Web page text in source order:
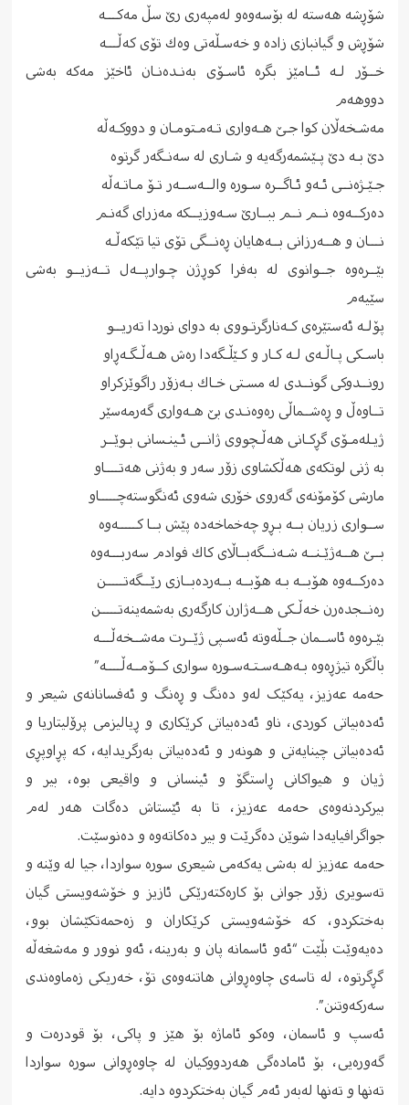
شۆڕشه‌ هه‌سته‌ له‌ بۆسه‌وه‌‌و له‌مپه‌ری رێ سڵ مه‌كـــه‌
شۆڕش‌ و گیانبازی زاده‌‌ و خه‌سـڵه‌تی وه‌ك تۆی كه‌ڵـــه‌
خــۆر لـه ‌ئــامێز بگره‌ ئاسـۆی به‌نـده‌نـان ئاخێز مه‌كه‌ بەشی
دووهەم
مه‌شـخه‌ڵان كوا جـێ هـه‌واری تـه‌مـتومـان ‌و دووكـه‌ڵه‌
دێ بـه ‌دێ پـێشمه‌رگه‌یه ‌‌و شـاری له‌ سه‌نـگه‌ر گرتوه‌
جـێـژه‌نــی ئـه‌و ئـاگــره‌ سـوره‌ والــه‌ســه‌ر تـۆ مـاتـەڵه‌
ده‌ركــه‌وه‌ نــم نــم ببــارێ سـه‌وزیــكه‌ مه‌زرای گه‌نـم
نـــان‌ و هــه‌رزانی بــه‌هایان ڕه‌نــگی تۆی تیا تێكه‌ڵـه‌
بێــره‌وه‌ جــوانوی له‌ به‌فرا كوڕژن‌ چـوارپــه‌ل تــه‌زیــو بەشی
سێیەم
پۆلـه‌ ئه‌ستێره‌ی كـه‌نارگرتـووی به‌ دوای نوردا ته‌ریــو
باسـكی پـاڵـه‌ی لـه‌ كـار و كـێڵـگه‌دا ره‌ش هـه‌ڵـگـه‌ڕاو
رونــدوكی گونــدی له‌ مسـتی خـاك بـه‌زۆر راگوێزكراو
تــاوه‌ڵ‌ و ڕه‌شــماڵی ره‌وه‌نـدی بێ هـه‌واری گه‌رمه‌سێر
ژیـله‌مـۆی گڕكـانی هه‌ڵـچووی ژانــی ئـینـسانی بـوێــر
به‌ ژنی لوتكه‌ی هه‌ڵكشاوی زۆر سه‌ر و به‌ژنی هه‌تــــاو
مارشی كۆمۆنه‌ی گه‌روی خۆری شه‌وی ئه‌نگوسته‌چـــــاو
ســواری زریان بــه‌ بـڕو چه‌خماخه‌ده‌ پێش بــا كـــــه‌وه‌
بــێ هــه‌ژێـنــه‌ شـه‌نــگه‌بــاڵای كاك فوادم سه‌ربـــه‌وه‌
ده‌ركــه‌وه‌ هۆبــه‌ بـه‌ هۆبــه‌ بــه‌رده‌بــازی رێــگه‌تـــــن
ره‌نــجده‌رن خه‌ڵـكی هــه‌ژارن كارگه‌ری به‌شمه‌ینه‌تـــــن
بێـره‌وه‌ ئاســمان جــڵه‌وته‌ ئه‌سـپی ژێــرت مه‌شــخه‌ڵـــه‌
باڵگره‌ تیژڕه‌وه‌ بـه‌هـه‌سـتـه‌سـوره‌ سواری كــۆمــه‌ڵــــه‌”
حەمە عەزیز، یەکێک لەو دەنگ و ڕەنگ و ئەفسانانەى شیعر و
ئەدەبیاتى کوردى، ناو ئەدەبیاتى کرێکارى و ڕیالیزمى پرۆلیتاریا و
ئەدەبیاتى چینایەتى و هونەر و ئەدەبیاتى بەرگریدایە، کە پڕاوپڕى
ژیان و هیواکانى ڕاستگۆ و ئینسانى و واقیعى بوە، بیر و
بیرکردنەوەى حەمە عەزیز، تا بە ئێستاش دەگات هەر لەم
جواگرافیایەدا شوێن دەگرێت و بیر دەکاتەوە و دەنوسێت.
حەمە عەزیز لە بەشی یەکەمى شیعرى سورە سواردا، جیا لە وێنە و
تەسویرى زۆر جوانى بۆ کارەکتەرێکى ئازیز و خۆشەویستى گیان
بەختکردو، کە خۆشەویستى کرێکاران و زەحمەتکێشان بوو،
دەیەوێت بڵێت “ئەو ئاسمانە پان و بەرینە، ئەو نوور و مەشغەڵە
گڕگرتوە، لە تاسەى چاوەڕوانى هاتنەوەى تۆ، خەریکى زەماوەندى
سەرکەوتنن”.
ئەسپ و ئاسمان، وەکو ئاماژە بۆ هێز و پاکى، بۆ قودرەت و
گەورەیی، بۆ ئامادەگى هەردووکیان لە چاوەڕوانى سورە سواردا
تەنها و تەنها لەبەر ئەم گیان بەختکردوە دایە.